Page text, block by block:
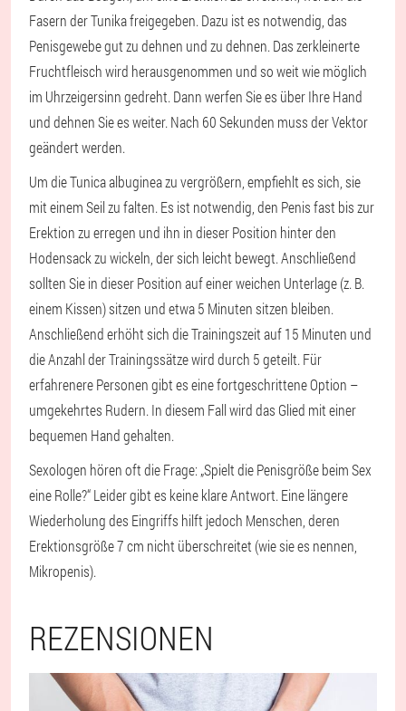
Fasern der Tunika freigegeben. Dazu ist es notwendig, das
Penisgewebe gut zu dehnen und zu dehnen. Das zerkleinerte
Fruchtfleisch wird herausgenommen und so weit wie möglich
im Uhrzeigersinn gedreht. Dann werfen Sie es über Ihre Hand
und dehnen Sie es weiter. Nach 60 Sekunden muss der Vektor
geändert werden.
Um die Tunica albuginea zu vergrößern, empfiehlt es sich, sie
mit einem Seil zu falten. Es ist notwendig, den Penis fast bis zur
Erektion zu erregen und ihn in dieser Position hinter den
Hodensack zu wickeln, der sich leicht bewegt. Anschließend
sollten Sie in dieser Position auf einer weichen Unterlage (z. B.
einem Kissen) sitzen und etwa 5 Minuten sitzen bleiben.
Anschließend erhöht sich die Trainingszeit auf 15 Minuten und
die Anzahl der Trainingssätze wird durch 5 geteilt. Für
erfahrenere Personen gibt es eine fortgeschrittene Option –
umgekehrtes Rudern. In diesem Fall wird das Glied mit einer
bequemen Hand gehalten.
Sexologen hören oft die Frage: „Spielt die Penisgröße beim Sex
eine Rolle?“ Leider gibt es keine klare Antwort. Eine längere
Wiederholung des Eingriffs hilft jedoch Menschen, deren
Erektionsgröße 7 cm nicht überschreitet (wie sie es nennen,
Mikropenis).
REZENSIONEN